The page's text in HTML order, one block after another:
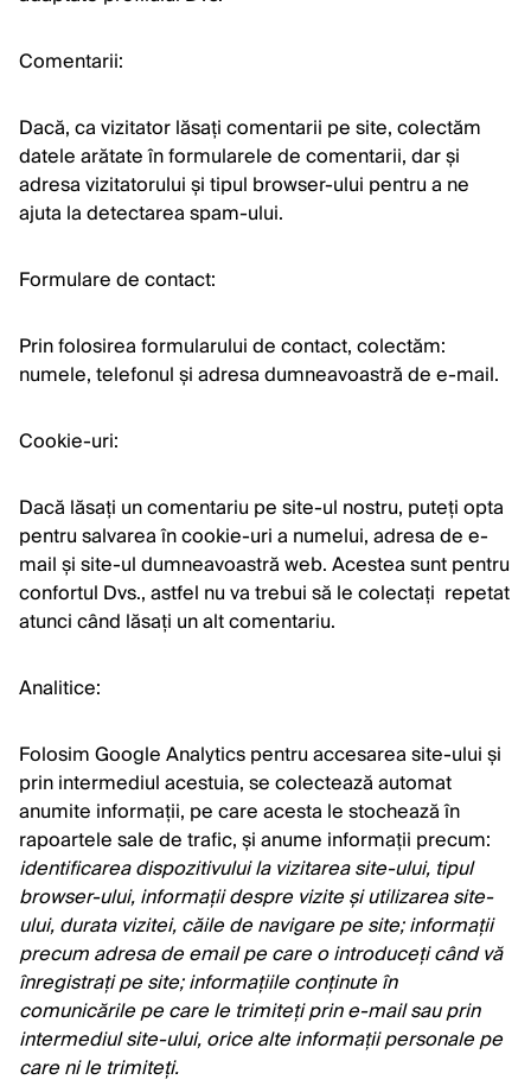
Comentarii:
Dacă, ca vizitator lăsați comentarii pe site, colectăm
datele arătate în formularele de comentarii, dar și
adresa vizitatorului și tipul browser-ului pentru a ne
ajuta la detectarea spam-ului.
Formulare de contact:
Prin folosirea formularului de contact, colectăm:
numele, telefonul și adresa dumneavoastră de e-mail.
Cookie-uri:
Dacă lăsați un comentariu pe site-ul nostru, puteți opta
pentru salvarea în cookie-uri a numelui, adresa de e-
mail și site-ul dumneavoastră web. Acestea sunt pentru
confortul Dvs., astfel nu va trebui să le colectați repetat
atunci când lăsați un alt comentariu.
Analitice:
Folosim Google Analytics pentru accesarea site-ului și
prin intermediul acestuia, se colectează automat
anumite informații, pe care acesta le stochează în
rapoartele sale de trafic, și anume informații precum:
identificarea dispozitivului la vizitarea site-ului, tipul
browser-ului, informații despre vizite și utilizarea site-
ului, durata vizitei, căile de navigare pe site; informații
precum adresa de email pe care o introduceți când vă
înregistrați pe site; informațiile conținute în
comunicările pe care le trimiteți prin e-mail sau prin
intermediul site-ului, orice alte informații personale pe
care ni le trimiteți.